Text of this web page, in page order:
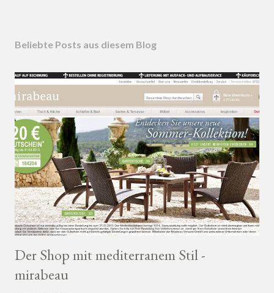
Beliebte Posts aus diesem Blog
Der Shop mit mediterranem Stil -
mirabeau